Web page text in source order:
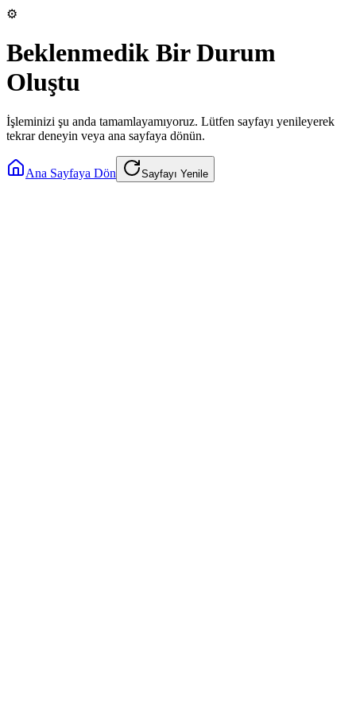
⚙️
Beklenmedik Bir Durum
Oluştu
İşleminizi şu anda tamamlayamıyoruz. Lütfen sayfayı yenileyerek
tekrar deneyin veya ana sayfaya dönün.
Ana Sayfaya Dön Sayfayı Yenile